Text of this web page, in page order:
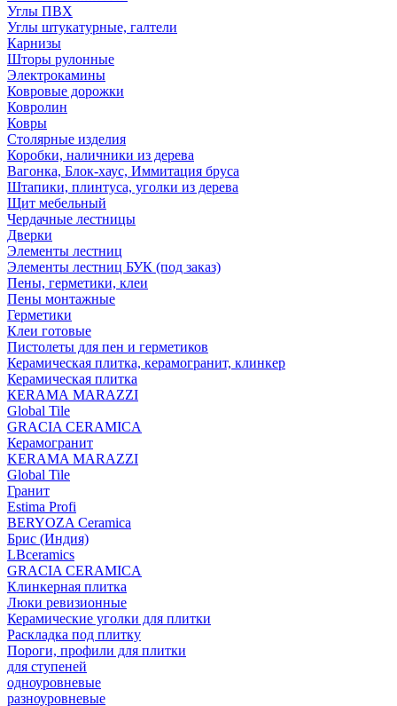
Углы ПВХ
Углы штукатурные, галтели
Карнизы
Шторы рулонные
Электрокамины
Ковровые дорожки
Ковролин
Ковры
Столярные изделия
Коробки, наличники из дерева
Вагонка, Блок-хаус, Иммитация бруса
Штапики, плинтуса, уголки из дерева
Щит мебельный
Чердачные лестницы
Дверки
Элементы лестниц
Элементы лестниц БУК (под заказ)
Пены, герметики, клеи
Пены монтажные
Герметики
Клеи готовые
Пистолеты для пен и герметиков
Керамическая плитка, керамогранит, клинкер
Керамическая плитка
КЕRАМА MARAZZI
Global Tile
GRACIA CERAMICA
Керамогранит
KERAMA MARAZZI
Global Tile
Гранит
Estima Profi
BERYOZA Ceramica
Брис (Индия)
LBceramics
GRACIA CERAMICA
Клинкерная плитка
Люки ревизионные
Керамические уголки для плитки
Раскладка под плитку
Пороги, профили для плитки
для ступеней
одноуровневые
разноуровневые